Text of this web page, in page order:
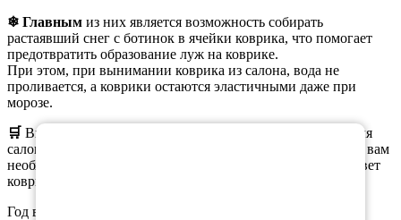
❄ Главным из них является возможность собирать
растаявший снег с ботинок в ячейки коврика, что помогает
предотвратить образование луж на коврике.
При этом, при вынимании коврика из салона, вода не
проливается, а коврики остаются эластичными даже при
морозе.
🛒 Вы можете
как полный комплект ковриков для
салона, так и отдельные коврики. При оформлении заказа вам
необходимо выбрать нужную комплектацию, материал, цвет
коврика и окантовки.
Год выпуска а/м: 2011, 2012, 2013, 2014, 2015, 2016, 2017